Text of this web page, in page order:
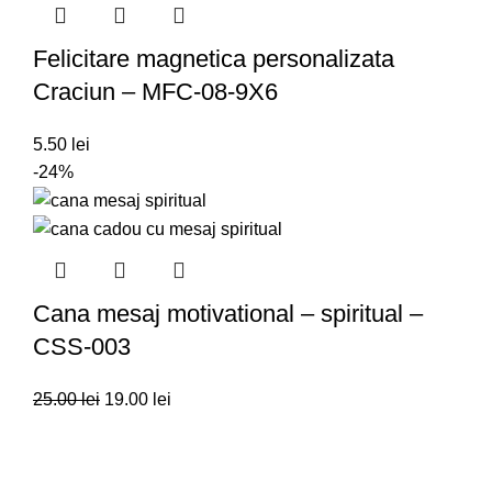
Felicitare magnetica personalizata
Craciun – MFC-08-9X6
5.50 lei
-24%
Cana mesaj motivational – spiritual –
CSS-003
25.00lei 19.00 lei